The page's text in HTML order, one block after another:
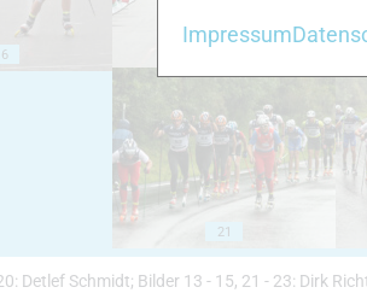
21
Detlef Schmidt; Bilder 13 - 15, 21 - 23: Dirk
Impressum